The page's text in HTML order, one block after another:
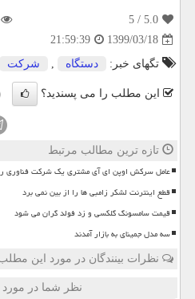
5.0
/ 5
1399/03/18
21:59:39
تگهای خبر:
دستگاه , شركت
این مطلب را می پسندید؟
تازه ترین مطالب مرتبط
عامل سرکش اوپن ای آی مشتری یک شرکت فناوری
قطع اینترنت لشکر زامبی ها را از بین نمی برد
قیمت سامسونگ گلکسی و زد فولد گران می شود
سه مدل جمینای به بازار آمدند
نظرات بینندگان در مورد این
نظر شما در